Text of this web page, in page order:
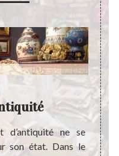
d’antiquité ne se
son état. Dans le
Les